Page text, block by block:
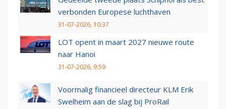
verbonden Europese luchthaven
31-07-2026, 10:37
LOT opent in maart 2027 nieuwe route
naar Hanoi
31-07-2026, 9:59
Voormalig financieel directeur KLM Erik
Swelheim aan de slag bij ProRail